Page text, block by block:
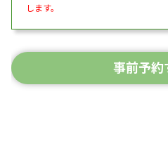
します。
事前予約